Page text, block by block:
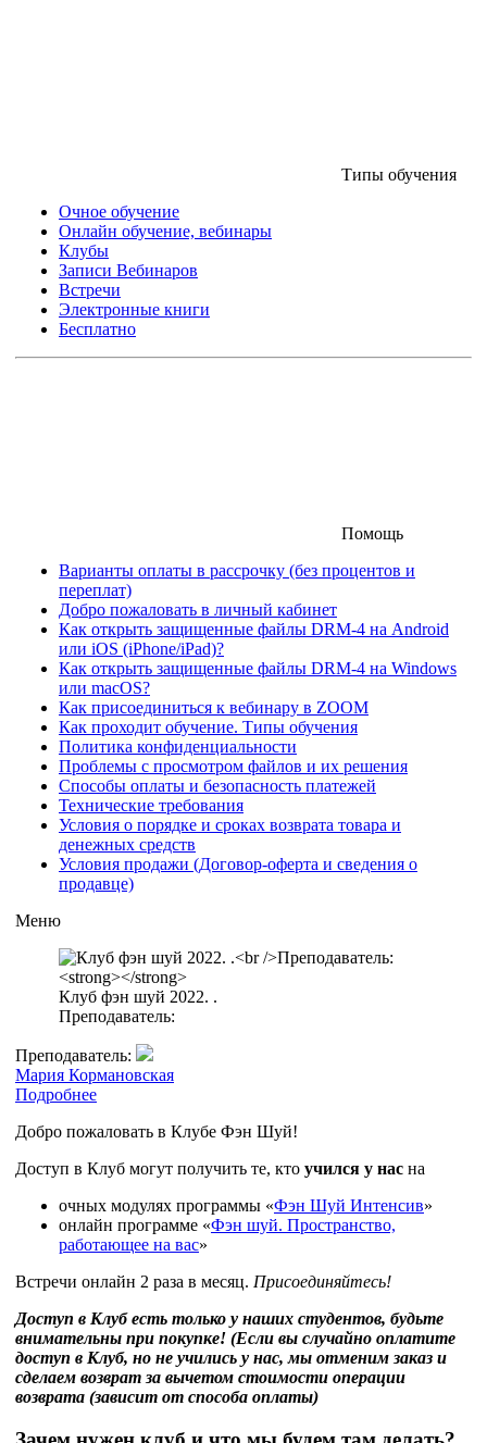
Типы обучения
Очное обучение
Онлайн обучение, вебинары
Клубы
Записи Вебинаров
Встречи
Электронные книги
Бесплатно
Помощь
Варианты оплаты в рассрочку (без процентов и
переплат)
Добро пожаловать в личный кабинет
Как открыть защищенные файлы DRM-4 на Android
или iOS (iPhone/iPad)?
Как открыть защищенные файлы DRM-4 на Windows
или macOS?
Как присоединиться к вебинару в ZOOM
Как проходит обучение. Типы обучения
Политика конфиденциальности
Проблемы с просмотром файлов и их решения
Способы оплаты и безопасность платежей
Технические требования
Условия о порядке и сроках возврата товара и
денежных средств
Условия продажи (Договор-оферта и сведения о
продавце)
Меню
Клуб фэн шуй 2022. .
Преподаватель:
Преподаватель:
Мария Кормановская
Подробнее
Добро пожаловать в Клубе Фэн Шуй!
Доступ в Клуб могут получить те, кто учился у нас на
очных модулях программы «Фэн Шуй Интенсив»
онлайн программе «Фэн шуй. Пространство,
работающее на вас»
Встречи онлайн 2 раза в месяц. Присоединяйтесь!
Доступ в Клуб есть только у наших студентов, будьте
внимательны при покупке! (Если вы случайно оплатите
доступ в Клуб, но не учились у нас, мы отменим заказ и
сделаем возврат за вычетом стоимости операции
возврата (зависит от способа оплаты)